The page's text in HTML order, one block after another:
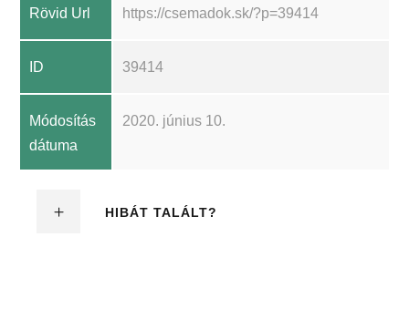
Rövid Url https://csemadok.sk/?p=39414
ID 39414
Módosítás
dátuma
2020. június 10.
HIBÁT TALÁLT?